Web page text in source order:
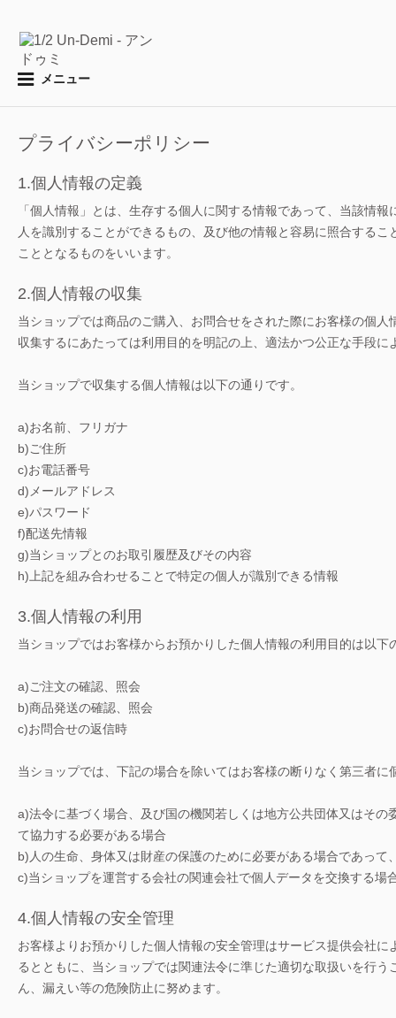
メニュー
プライバシーポリシー
1.個人情報の定義
「個人情報」とは、生存する個人に関する情報であって、当該情
人を識別することができるもの、及び他の情報と容易に照合する
こととなるものをいいます。
2.個人情報の収集
当ショップでは商品のご購入、お問合せをされた際にお客様の個人
収集するにあたっては利用目的を明記の上、適法かつ公正な手段に
当ショップで収集する個人情報は以下の通りです。
a)お名前、フリガナ
b)ご住所
c)お電話番号
d)メールアドレス
e)パスワード
f)配送先情報
g)当ショップとのお取引履歴及びその内容
h)上記を組み合わせることで特定の個人が識別できる情報
3.個人情報の利用
当ショップではお客様からお預かりした個人情報の利用目的は以下
a)ご注文の確認、照会
b)商品発送の確認、照会
c)お問合せの返信時
当ショップでは、下記の場合を除いてはお客様の断りなく第三者
a)法令に基づく場合、及び国の機関若しくは地方公共団体又はそ
て協力する必要がある場合
b)人の生命、身体又は財産の保護のために必要がある場合であっ
c)当ショップを運営する会社の関連会社で個人データを交換する場
4.個人情報の安全管理
お客様よりお預かりした個人情報の安全管理はサービス提供会社
るとともに、当ショップでは関連法令に準じた適切な取扱いを行
ん、漏えい等の危険防止に努めます。